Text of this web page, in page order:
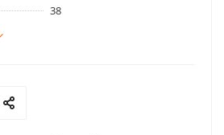
38